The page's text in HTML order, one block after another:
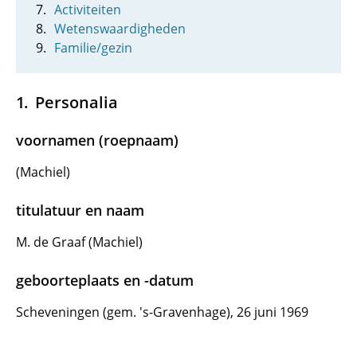
Activiteiten
Wetenswaardigheden
Familie/gezin
Personalia
voornamen (roepnaam)
(Machiel)
titulatuur en naam
M. de Graaf (Machiel)
geboorteplaats en -datum
Scheveningen (gem. 's-Gravenhage), 26 juni 1969